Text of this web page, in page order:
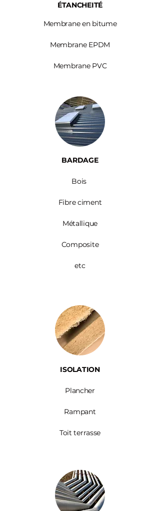
ÉTANCHEITÉ
Membrane en bitume
Membrane EPDM
Membrane PVC
BARDAGE​
Bois ​
Fibre ciment
Métallique
Composite
etc
ISOLATION
Plancher
Rampant
Toit terrasse